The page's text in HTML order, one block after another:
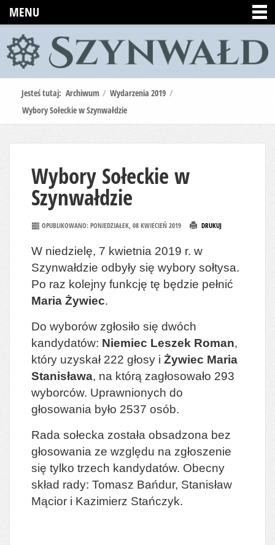
MENU
Jesteś tutaj: Archiwum / Wydarzenia 2019 /
Wybory Sołeckie w Szynwałdzie
Wybory Sołeckie w
Szynwałdzie
OPUBLIKOWANO: PONIEDZIAŁEK, 08 KWIECIEŃ 2019 DRUKUJ
W niedzielę, 7 kwietnia 2019 r. w
Szynwałdzie odbyły się wybory sołtysa.
Po raz kolejny funkcję tę będzie pełnić
Maria Żywiec.
Do wyborów zgłosiło się dwóch
kandydatów: Niemiec Leszek Roman,
który uzyskał 222 głosy i Żywiec Maria
Stanisława, na którą zagłosowało 293
wyborców. Uprawnionych do
głosowania było 2537 osób.
Rada sołecka została obsadzona bez
głosowania ze względu na zgłoszenie
się tylko trzech kandydatów. Obecny
skład rady: Tomasz Bańdur, Stanisław
Mącior i Kazimierz Stańczyk.